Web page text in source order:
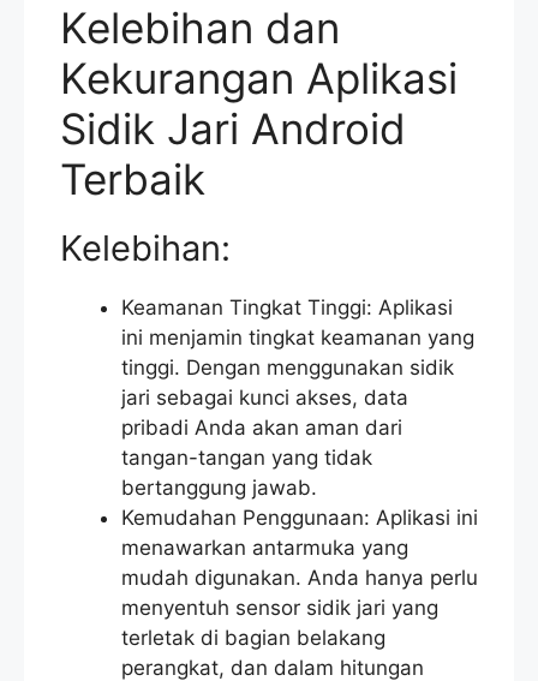
Kelebihan dan
Kekurangan Aplikasi
Sidik Jari Android
Terbaik
Kelebihan:
Keamanan Tingkat Tinggi: Aplikasi
ini menjamin tingkat keamanan yang
tinggi. Dengan menggunakan sidik
jari sebagai kunci akses, data
pribadi Anda akan aman dari
tangan-tangan yang tidak
bertanggung jawab.
Kemudahan Penggunaan: Aplikasi ini
menawarkan antarmuka yang
mudah digunakan. Anda hanya perlu
menyentuh sensor sidik jari yang
terletak di bagian belakang
perangkat, dan dalam hitungan